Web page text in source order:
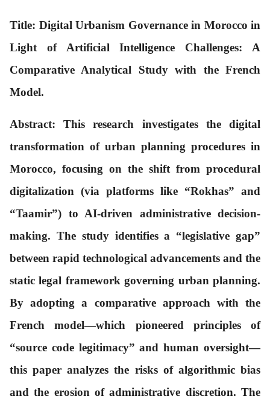
Title: Digital Urbanism Governance in Morocco in
Light of Artificial Intelligence Challenges: A
Comparative Analytical Study with the French
Model.
Abstract: This research investigates the digital
transformation of urban planning procedures in
Morocco, focusing on the shift from procedural
digitalization (via platforms like “Rokhas” and
“Taamir”) to AI-driven administrative decision-
making. The study identifies a “legislative gap”
between rapid technological advancements and the
static legal framework governing urban planning.
By adopting a comparative approach with the
French model—which pioneered principles of
“source code legitimacy” and human oversight—
this paper analyzes the risks of algorithmic bias
and the erosion of administrative discretion. The